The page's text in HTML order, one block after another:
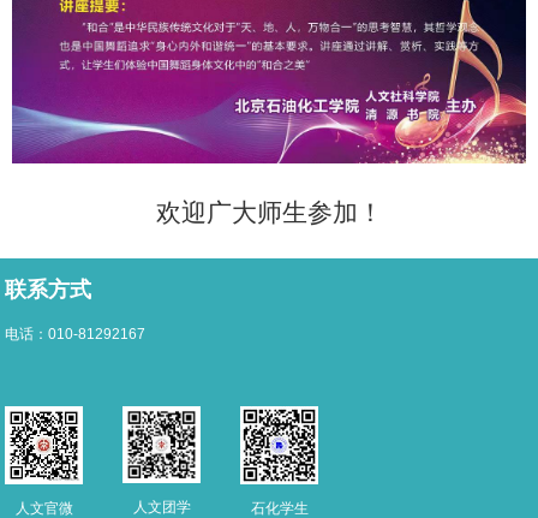
欢迎广大师生参加！
联系方式
电话：010-81292167
人文官微 人文团学 石化学生